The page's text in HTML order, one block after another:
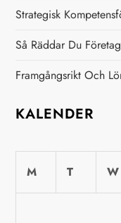
g
i
o
n
Strategisk
Så Räddar Du
Framgångsrikt Och
KALENDER
M
T W